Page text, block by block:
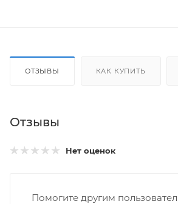
ОТЗЫВЫ КАК КУПИТЬ
Отзывы
Нет оценок
Помогите другим